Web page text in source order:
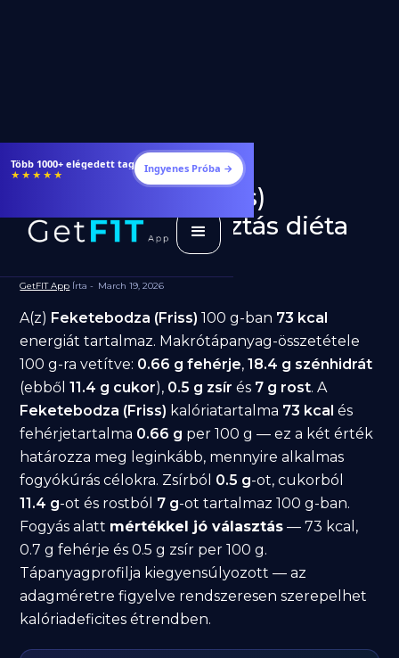
Étrendek, receptek és edzéstervek
★★★★★ Ingyenes Próba →
Feketebodza (Friss)
fogyásra: jó választás diéta
GetFIT App Írta - March 19, 2026
A(z) Feketebodza (Friss) 100 g-ban 73 kcal
energiát tartalmaz. Makrótápanyag-összetétele
100 g-ra vetítve: 0.66 g fehérje,18.4 g szénhidrát
(ebből11.4 g cukor), 0.5 g zsír és 7 g rost. A
Feketebodza (Friss) kalóriatartalma 73 kcal és
fehérjetartalma 0.66 g per 100 g — ez a két érték
határozza meg leginkább, mennyire alkalmas
fogyókúrás célokra. Zsírból 0.5 g-ot, cukorból
11.4 g-ot és rostból 7 g-ot tartalmaz 100 g-ban.
Fogyás alatt mértékkel jó választás — 73 kcal,
0.7 g fehérje és 0.5 g zsír per 100 g.
Tápanyagprofilja kiegyensúlyozott — az
adagméretre figyelve rendszeresen szerepelhet
kalóriadeficites étrendben.